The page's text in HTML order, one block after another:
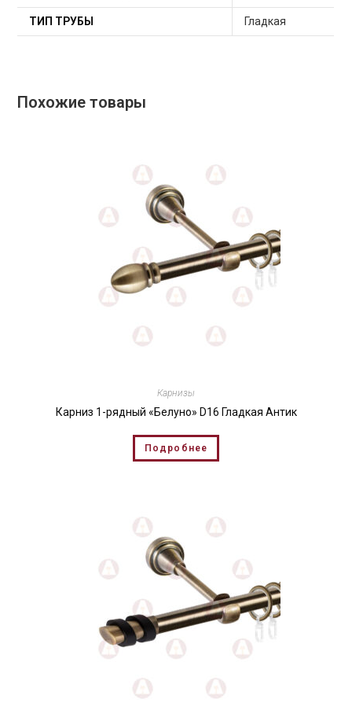
ТИП ТРУБЫ Гладкая
Похожие товары
Карнизы
Карниз 1-рядный «Белуно» D16 Гладкая Антик
Подробнее